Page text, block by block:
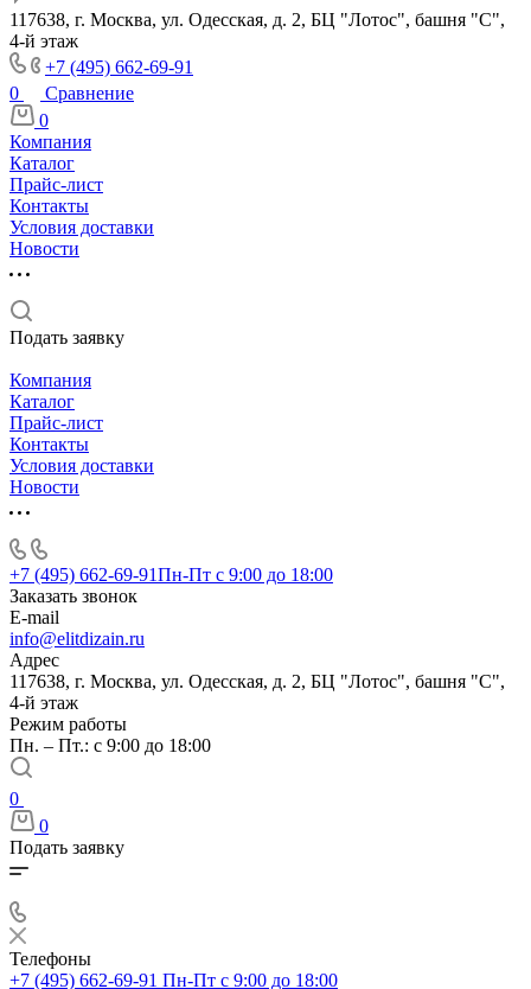
117638, г. Москва, ул. Одесская, д. 2, БЦ "Лотос", башня "С",
4-й этаж
+7 (495) 662-69-91
0
Сравнение
0
Компания
Каталог
Прайс-лист
Контакты
Условия доставки
Новости
Подать заявку
Компания
Каталог
Прайс-лист
Контакты
Условия доставки
Новости
+7 (495) 662-69-91Пн-Пт c 9:00 до 18:00
Заказать звонок
E-mail
info@elitdizain.ru
Адрес
117638, г. Москва, ул. Одесская, д. 2, БЦ "Лотос", башня "С",
4-й этаж
Режим работы
Пн. – Пт.: с 9:00 до 18:00
0
0
Подать заявку
Телефоны
+7 (495) 662-69-91 Пн-Пт c 9:00 до 18:00